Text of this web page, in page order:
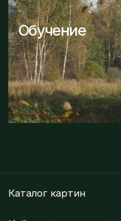
Политика
Политика cookies
Живопись пейзажа —
чувствовать мир.
передаёт дыхание
наполняет тишину
смотрим на
настоящему